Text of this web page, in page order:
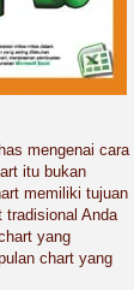
mengenai cara
itu bukan
memiliki tujuan
tradisional Anda
yang
chart yang